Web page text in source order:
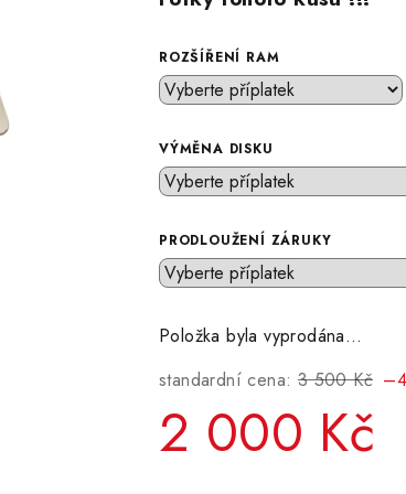
ROZŠÍŘENÍ RAM
VÝMĚNA DISKU
PRODLOUŽENÍ ZÁRUKY
Položka byla vyprodána…
standardní cena: 3 500 Kč
2 000 Kč